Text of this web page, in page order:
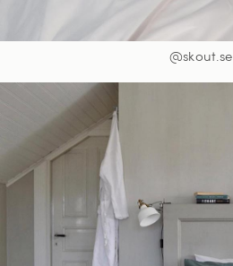
@skout.se